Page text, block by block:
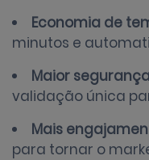
Economia de
minutos e
Maior
validação única
Mais
para tornar o